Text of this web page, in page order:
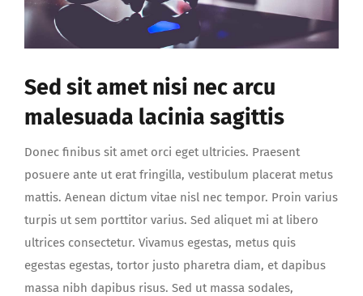
Sed sit amet nisi nec arcu
malesuada lacinia sagittis
Donec finibus sit amet orci eget ultricies. Praesent
posuere ante ut erat fringilla, vestibulum placerat metus
mattis. Aenean dictum vitae nisl nec tempor. Proin varius
turpis ut sem porttitor varius. Sed aliquet mi at libero
ultrices consectetur. Vivamus egestas, metus quis
egestas egestas, tortor justo pharetra diam, et dapibus
massa nibh dapibus risus. Sed ut massa sodales,